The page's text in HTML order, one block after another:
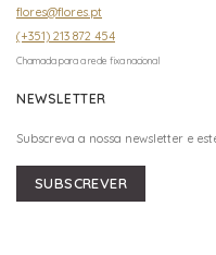
flores@flores.pt
(+351) 213 872 454
Chamada para a rede fixa nacional
NEWSLETTER
Subscreva a nossa newsletter e
SUBSCREVER